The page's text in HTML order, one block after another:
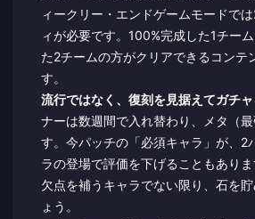
ィークリー・エンドゲームモードで
ィが必要です。100%完成した1チー
た2チームの方がクリアできるコンテ
す。
流行ではなく、復刻を見据えてガチャ
ナーは数週間で入れ替わり、メタ（
す。今パッチの「必須キャラ」が、2
ラの登場で評価を下げることもあり
欠点を補うキャラでない限り、石を
ょう。